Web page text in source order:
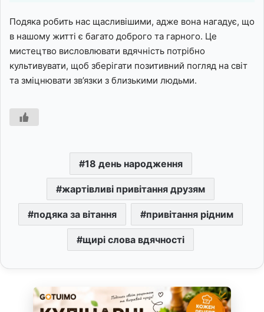
Подяка робить нас щасливішими, адже вона нагадує, що
в нашому житті є багато доброго та гарного. Це
мистецтво висловлювати вдячність потрібно
культивувати, щоб зберігати позитивний погляд на світ
та зміцнювати зв’язки з близькими людьми.
18 день народження
жартівливі привітання друзям
подяка за вітання привітання рідним
щирі слова вдячності